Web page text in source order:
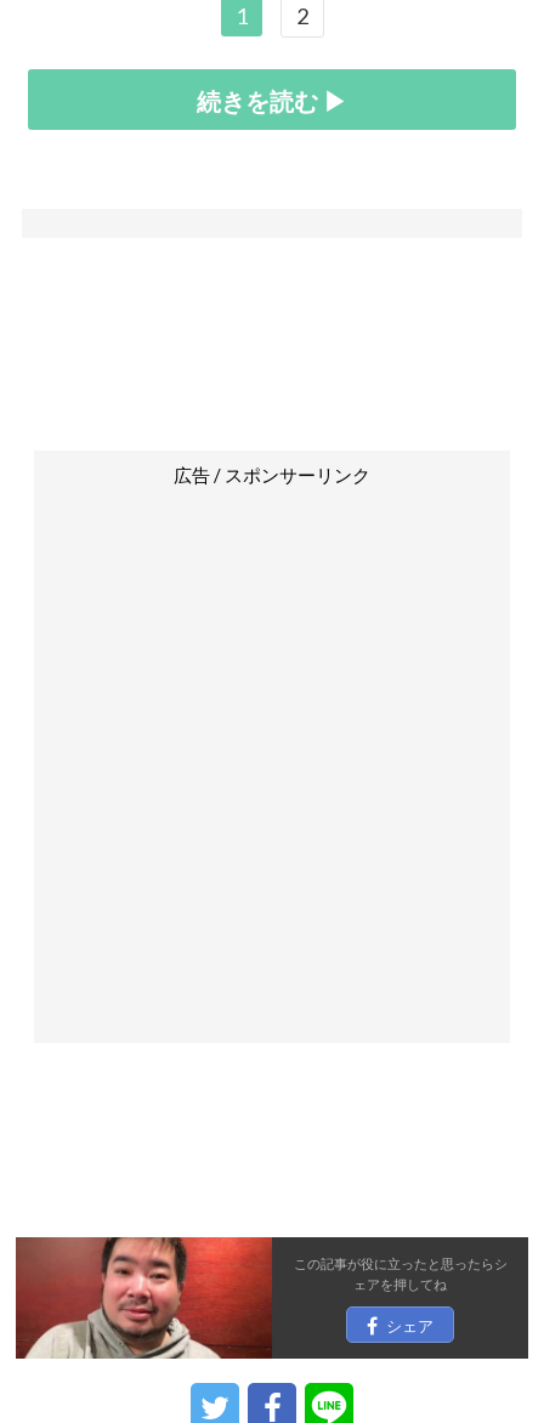
1 2
続きを読む ▶
広告 / スポンサーリンク
この記事が役に立ったと思ったらシ
ェアを押してね
シェア